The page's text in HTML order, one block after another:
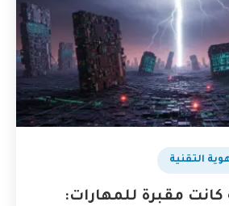
التقنية
كانت مقبرة للمهارات: